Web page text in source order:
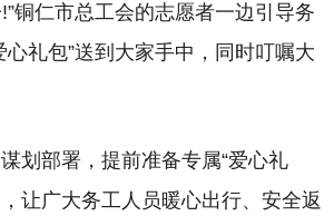
铜仁市总工会的志愿者一边引导务
礼包”送到大家手中，同时叮嘱大
划部署，提前准备专属“爱心礼
让广大务工人员暖心出行、安全返